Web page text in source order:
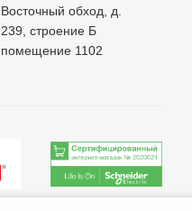
Восточный обход, д.
239, строение Б
помещение 1102